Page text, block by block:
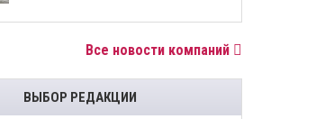
Все новости компаний
ВЫБОР РЕДАКЦИИ